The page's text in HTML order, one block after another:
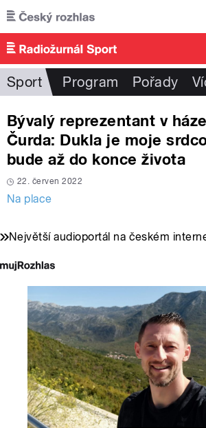
Přejít k hlavnímu obsahu
Sport Program Pořady
Bývalý reprezentant v
Čurda: Dukla je moje
bude až do konce života
22. červen 2022
Na place
Největší audioportál na českém